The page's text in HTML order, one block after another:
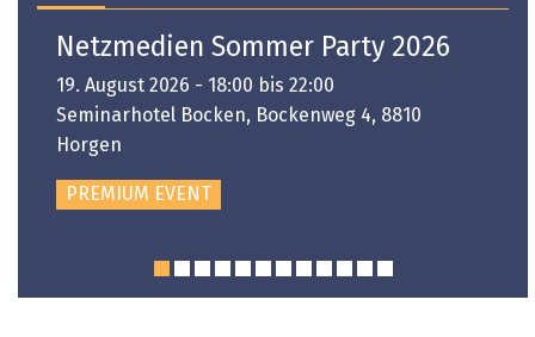
Netzmedien Sommer Party 2026
19. August 2026 - 18:00 bis 22:00
Seminarhotel Bocken, Bockenweg 4, 8810
Horgen
PREMIUM EVENT